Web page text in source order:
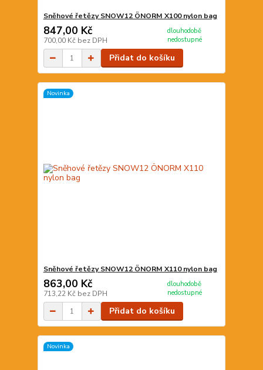
Sněhové řetězy SNOW12 ÖNORM X100 nylon bag
847,00 Kč
700,00 Kč bez DPH
dlouhodobě
nedostupné
Přidat do košíku
Novinka
Sněhové řetězy SNOW12 ÖNORM X110 nylon bag
863,00 Kč
713,22 Kč bez DPH
dlouhodobě
nedostupné
Přidat do košíku
Novinka